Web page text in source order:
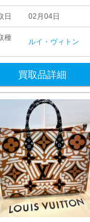
日 02月04日
種
ルイ・ヴィトン
買取品詳細